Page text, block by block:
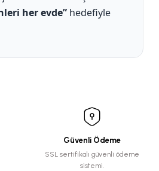
her evde” hedefiyle
Güvenli Ödeme
SSL sertifikalı güvenli ödeme
sistemi.